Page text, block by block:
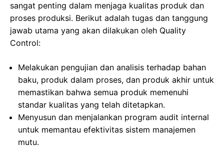
sangat penting dalam menjaga kualitas produk dan
proses produksi. Berikut adalah tugas dan tanggung
jawab utama yang akan dilakukan oleh Quality
Control:
Melakukan pengujian dan analisis terhadap bahan
baku, produk dalam proses, dan produk akhir untuk
memastikan bahwa semua produk memenuhi
standar kualitas yang telah ditetapkan.
Menyusun dan menjalankan program audit internal
untuk memantau efektivitas sistem manajemen
mutu.